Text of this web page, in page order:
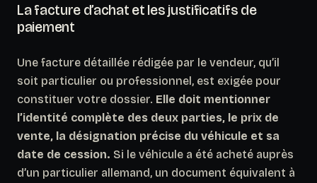
La facture d’achat et les justificatifs de
paiement
Une facture détaillée rédigée par le vendeur, qu’il
soit particulier ou professionnel, est exigée pour
constituer votre dossier. Elle doit mentionner
l’identité complète des deux parties, le prix de
vente, la désignation précise du véhicule et sa
date de cession. Si le véhicule a été acheté auprès
d’un particulier allemand, un document équivalent à